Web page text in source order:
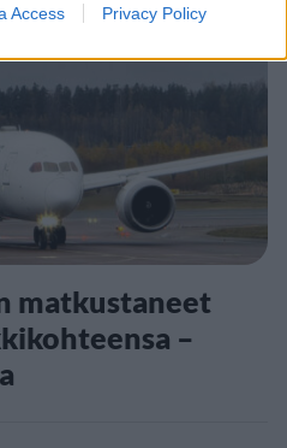
Access Privacy Policy
matkustaneet
–